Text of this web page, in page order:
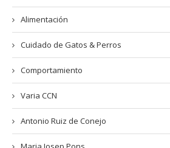
Alimentación
Cuidado de Gatos & Perros
Comportamiento
Varia CCN
Antonio Ruiz de Conejo